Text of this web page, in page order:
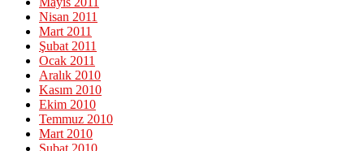
Nisan 2011
Mart 2011
Şubat 2011
Ocak 2011
Aralık 2010
Kasım 2010
Ekim 2010
Temmuz 2010
Mart 2010
Şubat 2010